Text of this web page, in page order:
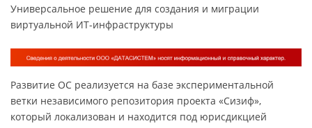
Универсальное решение для создания и миграции
виртуальной ИТ-инфраструктуры
Развитие ОС реализуется на базе экспериментальной
ветки независимого репозитория проекта «Сизиф»,
который локализован и находится под юрисдикцией